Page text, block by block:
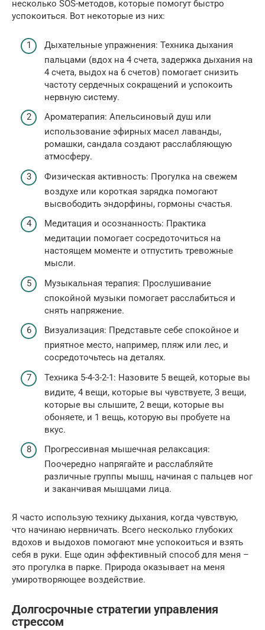
несколько SOS-методов, которые помогут быстро
успокоиться. Вот некоторые из них:
Дыхательные упражнения: Техника дыхания
пальцами (вдох на 4 счета, задержка дыхания на
4 счета, выдох на 6 счетов) помогает снизить
частоту сердечных сокращений и успокоить
нервную систему.
Ароматерапия: Апельсиновый душ или
использование эфирных масел лаванды,
ромашки, сандала создают расслабляющую
атмосферу.
Физическая активность: Прогулка на свежем
воздухе или короткая зарядка помогают
высвободить эндорфины, гормоны счастья.
Медитация и осознанность: Практика
медитации помогает сосредоточиться на
настоящем моменте и отпустить тревожные
мысли.
Музыкальная терапия: Прослушивание
спокойной музыки помогает расслабиться и
снять напряжение.
Визуализация: Представьте себе спокойное и
приятное место, например, пляж или лес, и
сосредоточьтесь на деталях.
Техника 5-4-3-2-1: Назовите 5 вещей, которые вы
видите, 4 вещи, которые вы чувствуете, 3 вещи,
которые вы слышите, 2 вещи, которые вы
обоняете, и 1 вещь, которую вы пробуете на
вкус.
Прогрессивная мышечная релаксация:
Поочередно напрягайте и расслабляйте
различные группы мышц, начиная с пальцев ног
и заканчивая мышцами лица.
Я часто использую технику дыхания, когда чувствую,
что начинаю нервничать. Всего несколько глубоких
вдохов и выдохов помогают мне успокоиться и взять
себя в руки. Еще один эффективный способ для меня –
это прогулка в парке. Природа оказывает на меня
умиротворяющее воздействие.
Долгосрочные стратегии управления
стрессом